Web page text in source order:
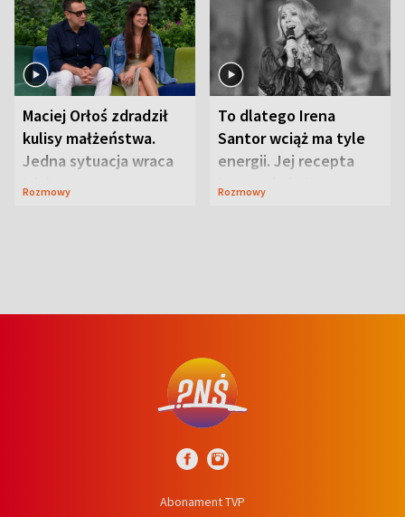
Maciej Orłoś zdradził
kulisy małżeństwa.
Jedna sytuacja wraca
jak bumerang
Rozmowy
To dlatego Irena
Santor wciąż ma tyle
energii. Jej recepta
jest zaskakująco
Rozmowy
Abonament TVP